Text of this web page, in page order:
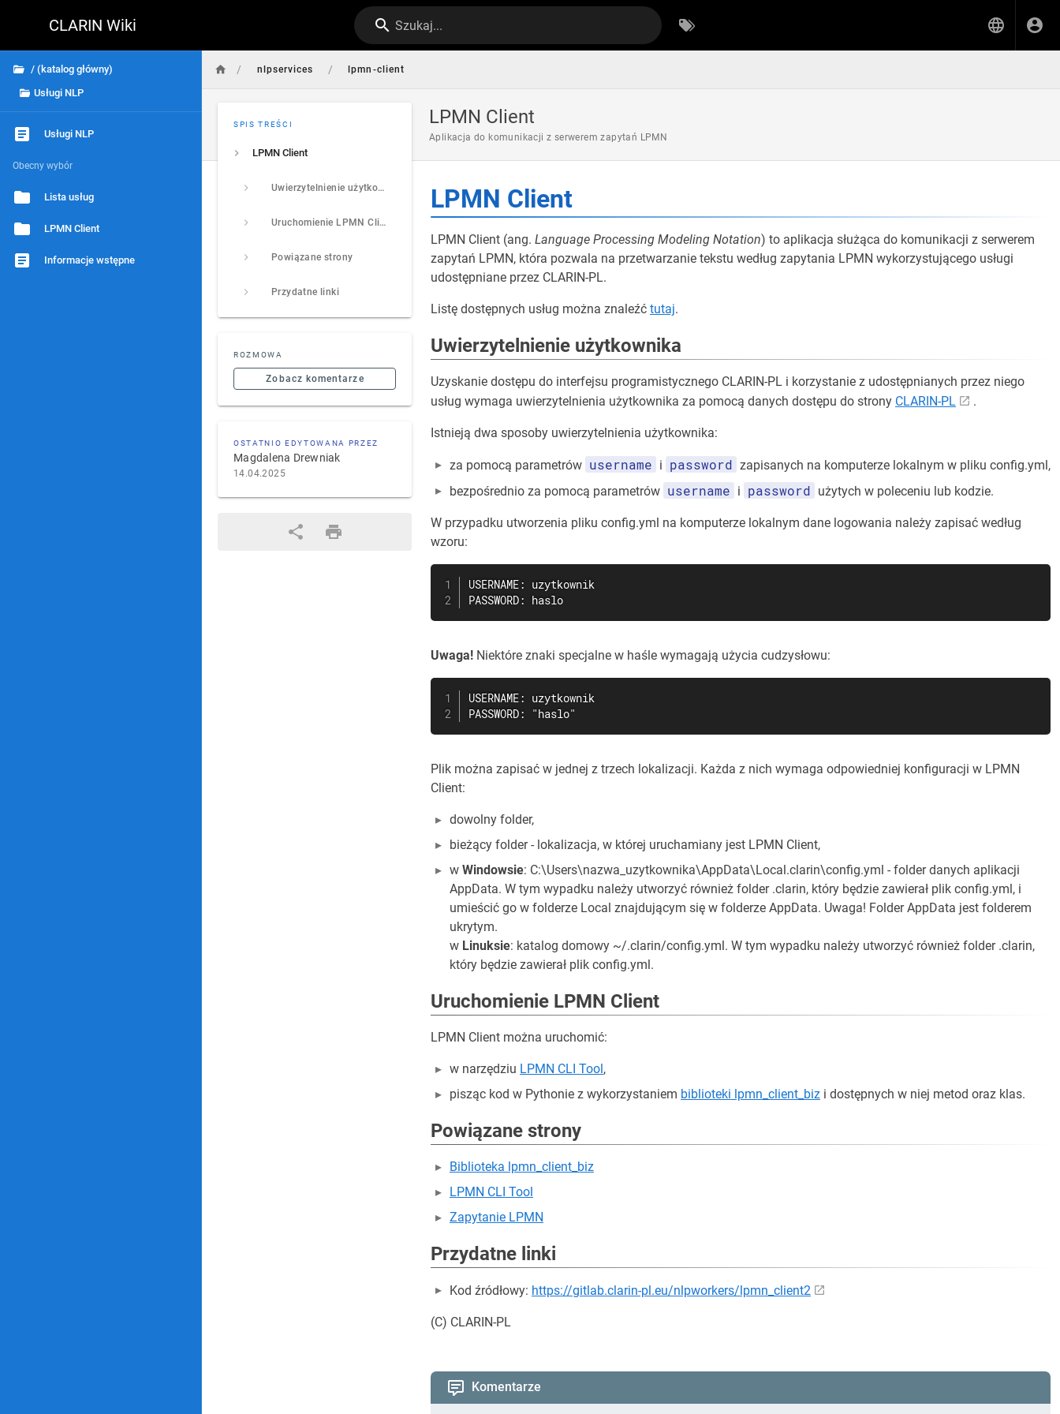
CLARIN Wiki Szukaj...
/ (katalog główny)
Usługi NLP
Usługi NLP
Obecny wybór
Lista usług
LPMN Client
Informacje wstępne
/ nlpservices / lpmn-client
LPMN Client
Aplikacja do komunikacji z serwerem zapytań LPMN
SPIS TREŚCI
LPMN Client
Uwierzytelnienie użytkownika
Uruchomienie LPMN Client
Powiązane strony
Przydatne linki
ROZMOWA
Zobacz komentarze
OSTATNIO EDYTOWANA PRZEZ
Magdalena Drewniak
14.04.2025
LPMN Client
LPMN Client (ang. Language Processing Modeling Notation) to aplikacja służąca do komunikacji z serwerem
zapytań LPMN, która pozwala na przetwarzanie tekstu według zapytania LPMN wykorzystującego usługi
udostępniane przez CLARIN-PL.
Listę dostępnych usług można znaleźć tutaj.
Uwierzytelnienie użytkownika
Uzyskanie dostępu do interfejsu programistycznego CLARIN-PL i korzystanie z udostępnianych przez niego
usług wymaga uwierzytelnienia użytkownika za pomocą danych dostępu do strony CLARIN-PL .
Istnieją dwa sposoby uwierzytelnienia użytkownika:
za pomocą parametrów username i password zapisanych na komputerze lokalnym w pliku config.yml,
bezpośrednio za pomocą parametrów username i password użytych w poleceniu lub kodzie.
W przypadku utworzenia pliku config.yml na komputerze lokalnym dane logowania należy zapisać według
wzoru:
USERNAME: uzytkownik
PASSWORD: haslo
Uwaga! Niektóre znaki specjalne w haśle wymagają użycia cudzysłowu:
USERNAME: uzytkownik
PASSWORD: "haslo"
Plik można zapisać w jednej z trzech lokalizacji. Każda z nich wymaga odpowiedniej konfiguracji w LPMN
Client:
dowolny folder,
bieżący folder - lokalizacja, w której uruchamiany jest LPMN Client,
w Windowsie: C:\Users\nazwa_uzytkownika\AppData\Local.clarin\config.yml - folder danych aplikacji
AppData. W tym wypadku należy utworzyć również folder .clarin, który będzie zawierał plik config.yml, i
umieścić go w folderze Local znajdującym się w folderze AppData. Uwaga! Folder AppData jest folderem
ukrytym.
w Linuksie: katalog domowy ~/.clarin/config.yml. W tym wypadku należy utworzyć również folder .clarin,
który będzie zawierał plik config.yml.
Uruchomienie LPMN Client
LPMN Client można uruchomić:
w narzędziu LPMN CLI Tool,
pisząc kod w Pythonie z wykorzystaniem biblioteki lpmn_client_biz i dostępnych w niej metod oraz klas.
Powiązane strony
Biblioteka lpmn_client_biz
LPMN CLI Tool
Zapytanie LPMN
Przydatne linki
Kod źródłowy: https://gitlab.clarin-pl.eu/nlpworkers/lpmn_client2
(C) CLARIN-PL
Komentarze